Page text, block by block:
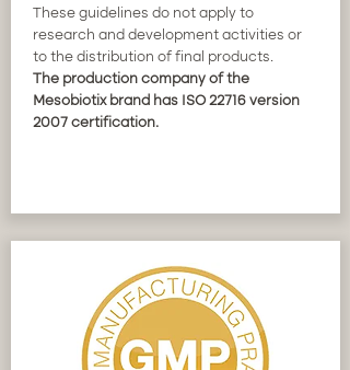
These guidelines do not apply to
research and development activities or
to the distribution of final products.
The production company of the
Mesobiotix brand has ISO 22716 version
2007 certification.